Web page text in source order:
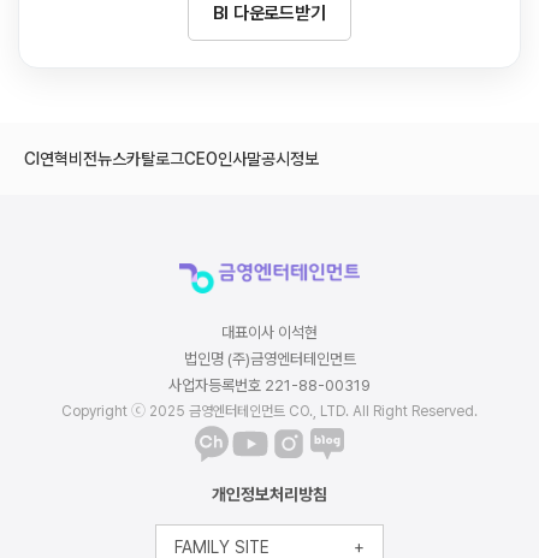
BI 다운로드받기
CI 연혁비전뉴스카탈로그CEO인사말공시정보
대표이사 이석현
법인명 (주)금영엔터테인먼트
사업자등록번호 221-88-00319
Copyright ⓒ 2025 금영엔터테인먼트 CO., LTD. All Right Reserved.
개인정보처리방침
FAMILY SITE +